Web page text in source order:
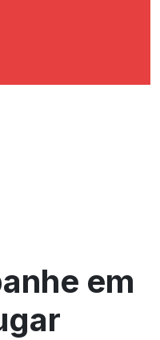
em